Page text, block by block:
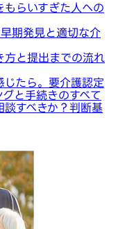
もらいすぎた人への
期発見と適切な介
方と提出までの流れ
じたら。要介護認定
と手続きのすべて
すべきか？判断基